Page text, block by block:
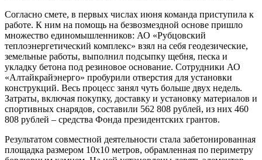
Согласно смете, в первых числах июня команда приступила к
работе. К ним на помощь на безвозмездной основе пришло
множество единомышленников: АО «Рубцовский
теплоэнергетический комплекс» взял на себя геодезические,
земельные работы, выполнил подсыпку щебня, песка и
укладку бетона под резиновое основание. Сотрудники АО
«Алтайкрайэнерго» пробурили отверстия для установки
конструкций. Весь процесс занял чуть больше двух недель.
Затраты, включая покупку, доставку и установку материалов и
спортивных снарядов, составили 562 808 рублей, из них 460
808 рублей – средства Фонда президентских грантов.
Результатом совместной деятельности стала забетонированная
площадка размером 10х10 метров, обрамленная по периметру